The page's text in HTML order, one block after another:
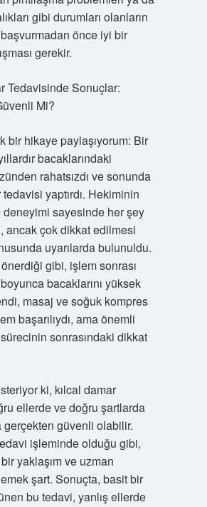
gibi durumları olanların
önce iyi bir
gerekir.
Tedavisinde Sonuçlar:
Mi?
bir hikaye paylaşıyorum: Bir
bacaklarındaki
rahatsızdı ve sonunda
tedavisi yaptırdı. Hekiminin
sayesinde her şey
ancak çok dikkat edilmesi
uyarılarda bulunuldu.
gibi, işlem sonrası
bacaklarını yüksek
masaj ve soğuk kompres
başarılıydı, ama önemli
sonrasındaki dikkat
ki, kılcal damar
ellerde ve doğru şartlarda
gerçekten güvenli olabilir.
işleminde olduğu gibi,
yaklaşım ve uzman
şart. Sonuçta, basit bir
bu tedavi, yanlış ellerde